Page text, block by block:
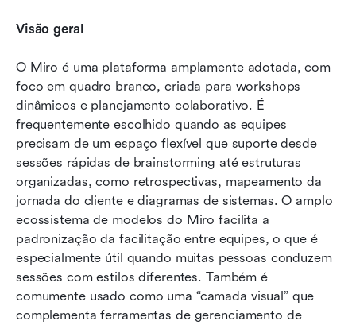
Visão geral
O Miro é uma plataforma amplamente adotada, com
foco em quadro branco, criada para workshops
dinâmicos e planejamento colaborativo. É
frequentemente escolhido quando as equipes
precisam de um espaço flexível que suporte desde
sessões rápidas de brainstorming até estruturas
organizadas, como retrospectivas, mapeamento da
jornada do cliente e diagramas de sistemas. O amplo
ecossistema de modelos do Miro facilita a
padronização da facilitação entre equipes, o que é
especialmente útil quando muitas pessoas conduzem
sessões com estilos diferentes. Também é
comumente usado como uma “camada visual” que
complementa ferramentas de gerenciamento de